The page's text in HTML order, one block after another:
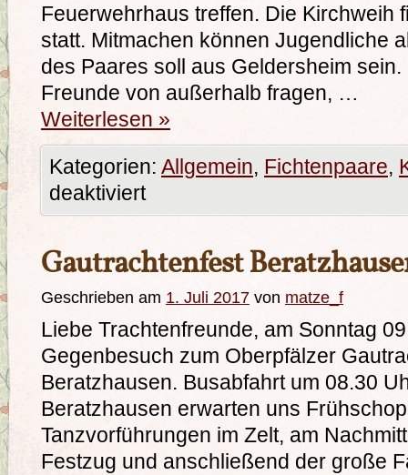
Feuerwehrhaus treffen. Die Kirchweih
statt. Mitmachen können Jugendliche
des Paares soll aus Geldersheim
Freunde von außerhalb fragen, …
Weiterlesen »
Kategorien: Allgemein, Fichtenpaare,
deaktiviert
Gautrachtenfest
Geschrieben am 1. Juli 2017 von matze_f
Liebe Trachtenfreunde, am Sonntag
Gegenbesuch zum Oberpfälzer
Beratzhausen. Busabfahrt um 08.30
Beratzhausen erwarten uns
Tanzvorführungen im Zelt, am
Festzug und anschließend der große